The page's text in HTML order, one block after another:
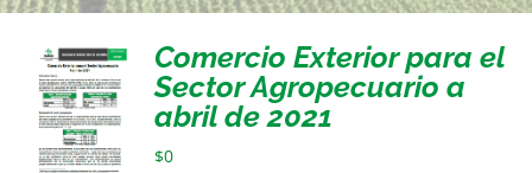
Comercio Exterior para el
Sector Agropecuario a
abril de 2021
$0